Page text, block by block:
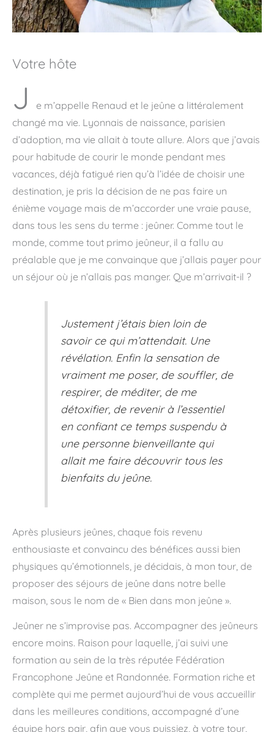
Votre hôte
J
e m’appelle Renaud et le jeûne a littéralement
changé ma vie. Lyonnais de naissance, parisien
d’adoption, ma vie allait à toute allure. Alors que j’avais
pour habitude de courir le monde pendant mes
vacances, déjà fatigué rien qu’à l’idée de choisir une
destination, je pris la décision de ne pas faire un
énième voyage mais de m’accorder une vraie pause,
dans tous les sens du terme : jeûner. Comme tout le
monde, comme tout primo jeûneur, il a fallu au
préalable que je me convainque que j’allais payer pour
un séjour où je n’allais pas manger. Que m’arrivait-il ?
Justement j’étais bien loin de
savoir ce qui m’attendait. Une
révélation. Enfin la sensation de
vraiment me poser, de souffler, de
respirer, de méditer, de me
détoxifier, de revenir à l’essentiel
en confiant ce temps suspendu à
une personne bienveillante qui
allait me faire découvrir tous les
bienfaits du jeûne.
Après plusieurs jeûnes, chaque fois revenu
enthousiaste et convaincu des bénéfices aussi bien
physiques qu’émotionnels, je décidais, à mon tour, de
proposer des séjours de jeûne dans notre belle
maison, sous le nom de « Bien dans mon jeûne ».
Jeûner ne s’improvise pas. Accompagner des jeûneurs
encore moins. Raison pour laquelle, j’ai suivi une
formation au sein de la très réputée Fédération
Francophone Jeûne et Randonnée. Formation riche et
complète qui me permet aujourd’hui de vous accueillir
dans les meilleures conditions, accompagné d’une
équipe hors pair, afin que vous puissiez, à votre tour,